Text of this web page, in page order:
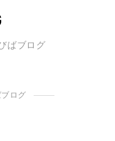
ばブログ
ブログ